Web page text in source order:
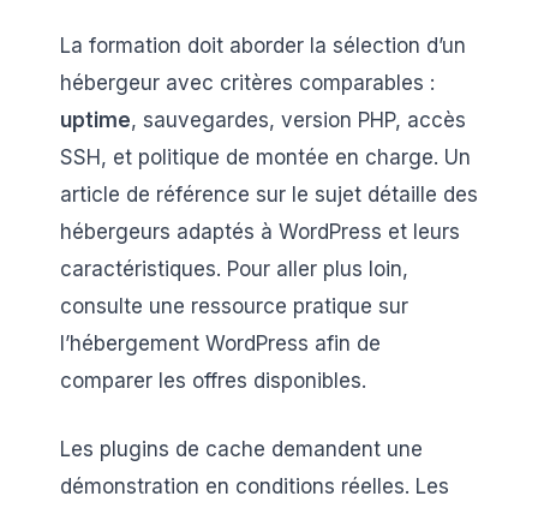
La formation doit aborder la sélection d’un
hébergeur avec critères comparables :
uptime, sauvegardes, version PHP, accès
SSH, et politique de montée en charge. Un
article de référence sur le sujet détaille des
hébergeurs adaptés à WordPress et leurs
caractéristiques. Pour aller plus loin,
consulte une ressource pratique sur
l’hébergement WordPress afin de
comparer les offres disponibles.
Les plugins de cache demandent une
démonstration en conditions réelles. Les